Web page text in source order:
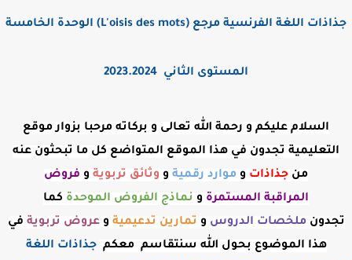
جذاذات اللغة الفرنسية مرجع (L'oisis des mots) الوحدة الخامسة
المستوى الثاني 2023.2024
السلام عليكم و رحمة الله تعالى و بركاته مرحبا بزوار موقع
التعليمية تجدون في هذا الموقع المتواضع كل ما تبحثون عنه
من جذاذات و موارد رقمية و وثائق تربوية و فروض
المراقبة المستمرة و نماذج الفروض الموحدة كما
تجدونملخصات الدروس و تمارين تدعيمية وعروض تربوية في
هذا الموضوع بحول الله سنتقاسم معكم جذاذات اللغة